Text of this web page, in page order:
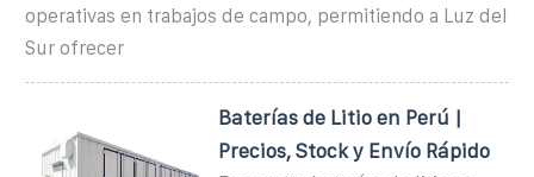
operativas en trabajos de campo, permitiendo a Luz del
Sur ofrecer
Baterías de Litio en Perú |
Precios, Stock y Envío Rápido